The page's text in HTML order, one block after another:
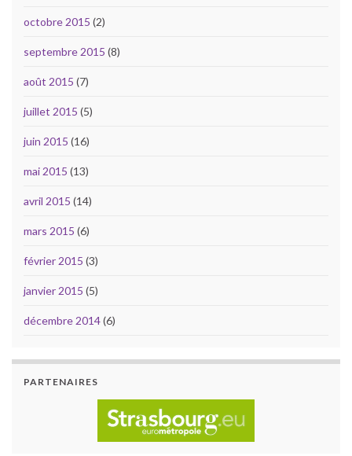
octobre 2015 (2)
septembre 2015 (8)
août 2015 (7)
juillet 2015 (5)
juin 2015 (16)
mai 2015 (13)
avril 2015 (14)
mars 2015 (6)
février 2015 (3)
janvier 2015 (5)
décembre 2014(6)
PARTENAIRES